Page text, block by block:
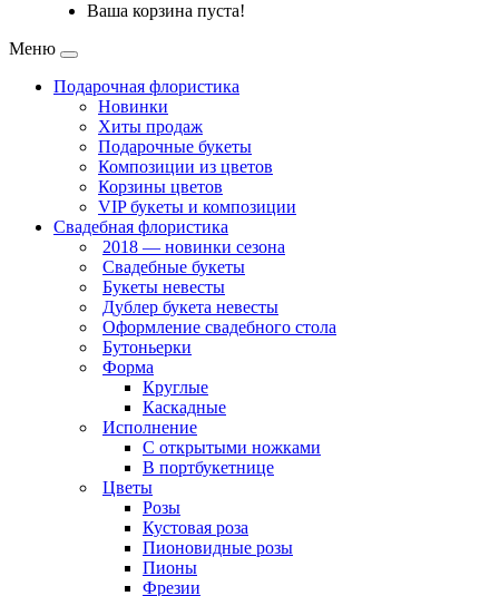
Ваша корзина пуста!
Меню
Подарочная флористика
Новинки
Хиты продаж
Подарочные букеты
Композиции из цветов
Корзины цветов
VIP букеты и композиции
Свадебная флористика
2018 — новинки сезона
Свадебные букеты
Букеты невесты
Дублер букета невесты
Оформление свадебного стола
Бутоньерки
Форма
Круглые
Каскадные
Исполнение
С открытыми ножками
В портбукетнице
Цветы
Розы
Кустовая роза
Пионовидные розы
Пионы
Фрезии